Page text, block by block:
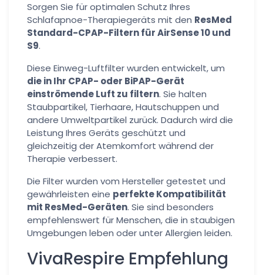
Sorgen Sie für optimalen Schutz Ihres
Schlafapnoe-Therapiegeräts mit den ResMed
Standard-CPAP-Filtern für AirSense 10 und
S9.
Diese Einweg-Luftfilter wurden entwickelt, um
die in Ihr CPAP- oder BiPAP-Gerät
einströmende Luft zu filtern. Sie halten
Staubpartikel, Tierhaare, Hautschuppen und
andere Umweltpartikel zurück. Dadurch wird die
Leistung Ihres Geräts geschützt und
gleichzeitig der Atemkomfort während der
Therapie verbessert.
Die Filter wurden vom Hersteller getestet und
gewährleisten eine perfekte Kompatibilität
mit ResMed-Geräten. Sie sind besonders
empfehlenswert für Menschen, die in staubigen
Umgebungen leben oder unter Allergien leiden.
VivaRespire Empfehlung